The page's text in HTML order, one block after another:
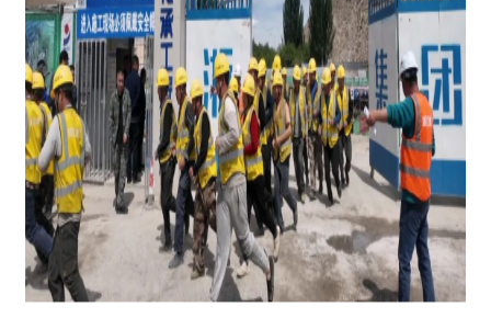
图为：地震避险演练
本次演练摒弃形式化流程，坚持实战练兵，最
大程度还原工地突发险情。地震模拟环节中，现场
突发震动预警，安全员第一时间吹响警报，施工人
员双手护头、弯腰低姿，沿着预设安全通道快速疏
散至空旷区域，随后工作人员完成人员清点、场地
隐患排查工作；高空坠落演练场景里，模拟作业人
员施工意外坠落，救援人员火速封锁现场，医护人